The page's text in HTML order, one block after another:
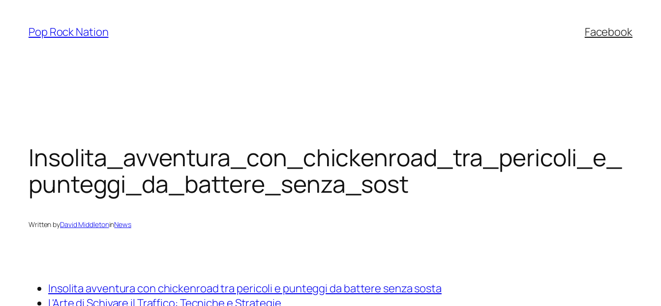
content
Pop Rock Nation Facebook
Insolita_avventura_con_chickenroad_tra_pericoli_e_
punteggi_da_battere_senza_sost
Written byDavid MiddletoninNews
Insolita avventura con chickenroad tra pericoli e punteggi da battere senza sosta